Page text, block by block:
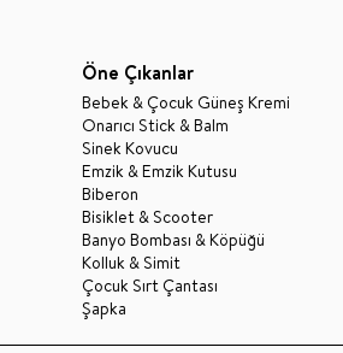
Öne Çıkanlar
Bebek & Çocuk Güneş Kremi
Onarıcı Stick & Balm
Sinek Kovucu
Emzik & Emzik Kutusu
Biberon
Bisiklet & Scooter
Banyo Bombası & Köpüğü
Kolluk & Simit
Çocuk Sırt Çantası
Şapka